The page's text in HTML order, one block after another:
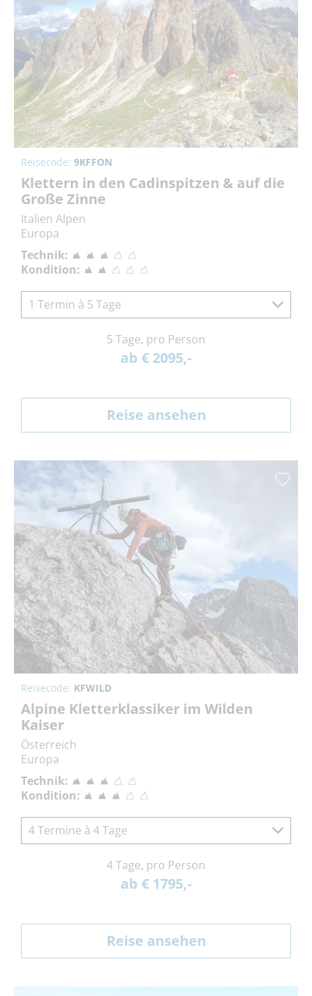
Reisecode: 9KFFON
Klettern in den Cadinspitzen & auf die
Große Zinne
Italien Alpen
Europa
Technik:
Kondition:
1 Termin à 5 Tage
5 Tage, pro Person
ab € 2095,-
Reise ansehen
Reisecode: KFWILD
Alpine Kletterklassiker im Wilden
Kaiser
Österreich
Europa
Technik:
Kondition:
4 Termine à 4 Tage
4 Tage, pro Person
ab € 1795,-
Reise ansehen